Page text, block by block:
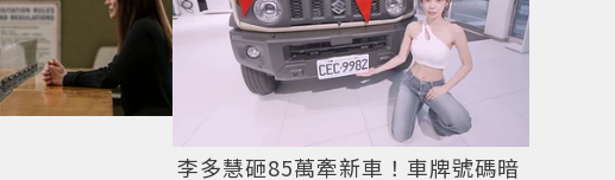
李多慧砸85萬牽新車！車牌號碼暗